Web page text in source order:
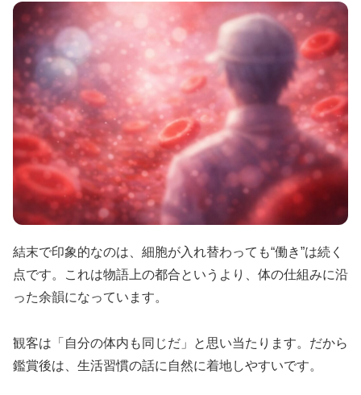
結末で印象的なのは、細胞が入れ替わっても“働き”は続く
点です。これは物語上の都合というより、体の仕組みに沿
った余韻になっています。
観客は「自分の体内も同じだ」と思い当たります。だから
鑑賞後は、生活習慣の話に自然に着地しやすいです。